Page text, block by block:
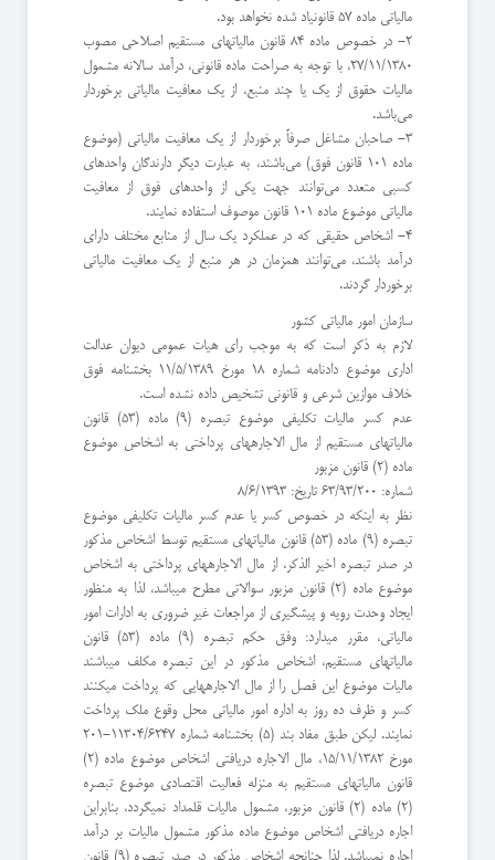
مالیاتی ماده 57 قانونیاد شده نخواهد بود.
۲- در خصوص ماده 84 قانون مالیاتهای مستقیم اصلاحی مصوب
27/11/1380، با توجه به صراحت ماده قانونی، درآمد سالانه مشمول
مالیات حقوق از یک یا چند منبع، از یک معافیت مالیاتی برخوردار
می‌باشد.
۳- صاحبان مشاغل صرفاً برخوردار از یک معافیت مالیاتی (موضوع
ماده 101 قانون فوق) می‌باشند، به عبارت دیگر دارندگان واحدهای
کسبی متعدد می‌توانند جهت یکی از واحدهای فوق از معافیت
مالیاتی موضوع ماده 101 قانون موصوف استفاده نمایند.
۴- اشخاص حقیقی که در عملکرد یک سال از منابع مختلف دارای
درآمد باشند، می‌توانند همزمان در هر منبع از یک معافیت مالیاتی
برخوردار گردند.
سازمان امور مالیاتی کشور
لازم به ذکر است که به موجب رای هیات عمومی دیوان عدالت
اداری موضوع دادنامه شماره 18 مورخ 11/5/1389 بخشنامه فوق
خلاف موازین شرعی و قانونی تشخیص داده نشده است.
عدم کسر مالیات تکلیفی موضوع تبصره (9) ماده (53) قانون
مالیاتهای مستقیم از مال الاجارههای پرداختی به اشخاص موضوع
ماده (2) قانون مزبور
شماره: 63/93/200 تاریخ: 8/6/1393
نظر به اینکه در خصوص کسر یا عدم کسر مالیات تکلیفی موضوع
تبصره (9) ماده (53) قانون مالیاتهای مستقیم توسط اشخاص مذکور
در صدر تبصره اخیر الذکر، از مال الاجارههای پرداختی به اشخاص
موضوع ماده (2) قانون مزبور سوالاتی مطرح میباشد، لذا به منظور
ایجاد وحدت رویه و پیشگیری از مراجعات غیر ضروری به ادارات امور
مالیاتی، مقرر میدارد: وفق حکم تبصره (9) ماده (53) قانون
مالیاتهای مستقیم، اشخاص مذکور در این تبصره مکلف میباشند
مالیات موضوع این فصل را از مال الاجارههایی که پرداخت میکنند
کسر و ظرف ده روز به اداره امور مالیاتی محل وقوع ملک پرداخت
نمایند. لیکن طبق مفاد بند (5) بخشنامه شماره 11304/6247-201
مورخ 15/11/1382، مال الاجاره دریافتی اشخاص موضوع ماده (2)
قانون مالیاتهای مستقیم به منزله فعالیت اقتصادی موضوع تبصره
(2) ماده (2) قانون مزبور، مشمول مالیات قلمداد نمیگردد، بنابراین
اجاره دریافتی اشخاص موضوع ماده مذکور مشمول مالیات بر درآمد